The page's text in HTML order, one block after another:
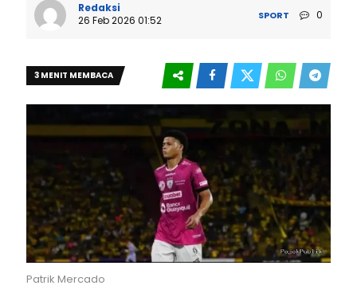
Redaksi
26 Feb 2026 01:52
SPORT 0
3 MENIT MEMBACA
Patrik Mercado